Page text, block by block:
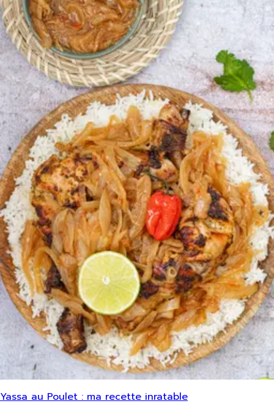
Yassa au Poulet : ma recette inratable